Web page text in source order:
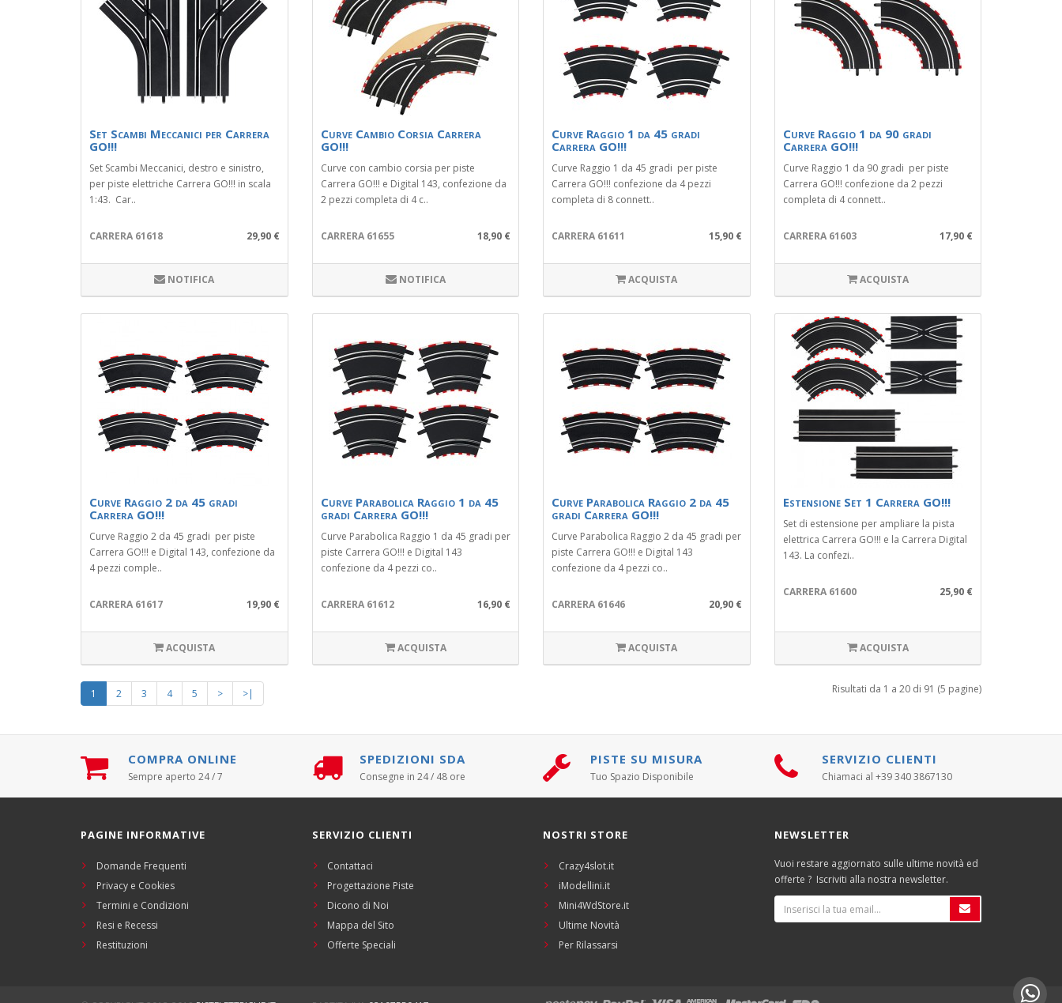
Set Scambi Meccanici per Carrera
GO!!!
Set Scambi Meccanici, destro e sinistro,
per piste elettriche Carrera GO!!! in scala
1:43. Car..
CARRERA 61618 29,90 €
NOTIFICA
Curve Cambio Corsia Carrera
GO!!!
Curve con cambio corsia per piste
Carrera GO!!! e Digital 143, confezione da
2 pezzi completa di 4 c..
CARRERA 61655 18,90 €
NOTIFICA
Curve Raggio 1 da 45 gradi
Carrera GO!!!
Curve Raggio 1 da 45 gradi per piste
Carrera GO!!! confezione da 4 pezzi
completa di 8 connett..
CARRERA 61611 15,90 €
ACQUISTA
Curve Raggio 1 da 90 gradi
Carrera GO!!!
Curve Raggio 1 da 90 gradi per piste
Carrera GO!!! confezione da 2 pezzi
completa di 4 connett..
CARRERA 61603 17,90 €
ACQUISTA
Curve Raggio 2 da 45 gradi
Carrera GO!!!
Curve Raggio 2 da 45 gradi per piste
Carrera GO!!! e Digital 143, confezione da
4 pezzi comple..
CARRERA 61617 19,90 €
ACQUISTA
Curve Parabolica Raggio 1 da 45
gradi Carrera GO!!!
Curve Parabolica Raggio 1 da 45 gradi per
piste Carrera GO!!! e Digital 143
confezione da 4 pezzi co..
CARRERA 61612 16,90 €
ACQUISTA
Curve Parabolica Raggio 2 da 45
gradi Carrera GO!!!
Curve Parabolica Raggio 2 da 45 gradi per
piste Carrera GO!!! e Digital 143
confezione da 4 pezzi co..
CARRERA 61646 20,90 €
ACQUISTA
Estensione Set 1 Carrera GO!!!
Set di estensione per ampliare la pista
elettrica Carrera GO!!! e la Carrera Digital
143. La confezi..
CARRERA 61600 25,90 €
ACQUISTA
1 2 3 4 5 > >| Risultati da 1 a 20 di 91 (5 pagine)
COMPRA ONLINE
Sempre aperto 24 / 7
SPEDIZIONI SDA
Consegne in 24 / 48 ore
PISTE SU MISURA
Tuo Spazio Disponibile
SERVIZIO CLIENTI
Chiamaci al +39 340 3867130
PAGINE INFORMATIVE
Domande Frequenti
Privacy e Cookies
Termini e Condizioni
Resi e Recessi
Restituzioni
SERVIZIO CLIENTI
Contattaci
Progettazione Piste
Dicono di Noi
Mappa del Sito
Offerte Speciali
NOSTRI STORE
Crazy4slot.it
iModellini.it
Mini4WdStore.it
Ultime Novità
Per Rilassarsi
NEWSLETTER
Vuoi restare aggiornato sulle ultime novità ed
offerte ? Iscriviti alla nostra newsletter.